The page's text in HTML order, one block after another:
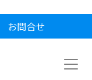
お問合せ